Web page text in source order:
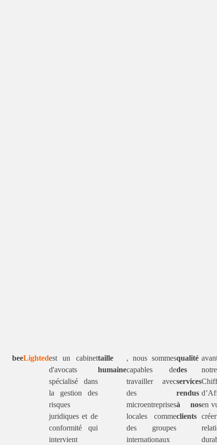
beeLightedest un cabinet
d'avocats
spécialisé dans
la gestion des
risques
juridiques et de
conformité qui
intervient
taille
humaine
, nous sommes
capables de
travailler avec
des
microentreprises
locales comme
des groupes
internationaux
qualité
des
services
rendus
à nos
clients
notre
en